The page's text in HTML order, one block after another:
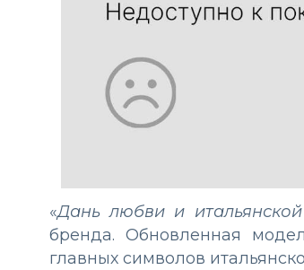
«Дань любви и итальянской
бренда. Обновленная
главных символов